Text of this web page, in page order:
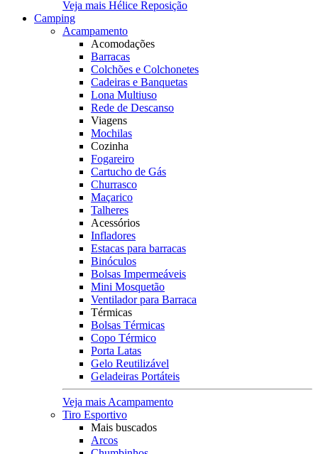
Veja mais Hélice Reposição
Camping
Acampamento
Acomodações
Barracas
Colchões e Colchonetes
Cadeiras e Banquetas
Lona Multiuso
Rede de Descanso
Viagens
Mochilas
Cozinha
Fogareiro
Cartucho de Gás
Churrasco
Maçarico
Talheres
Acessórios
Infladores
Estacas para barracas
Binóculos
Bolsas Impermeáveis
Mini Mosquetão
Ventilador para Barraca
Térmicas
Bolsas Térmicas
Copo Térmico
Porta Latas
Gelo Reutilizável
Geladeiras Portáteis
Veja mais Acampamento
Tiro Esportivo
Mais buscados
Arcos